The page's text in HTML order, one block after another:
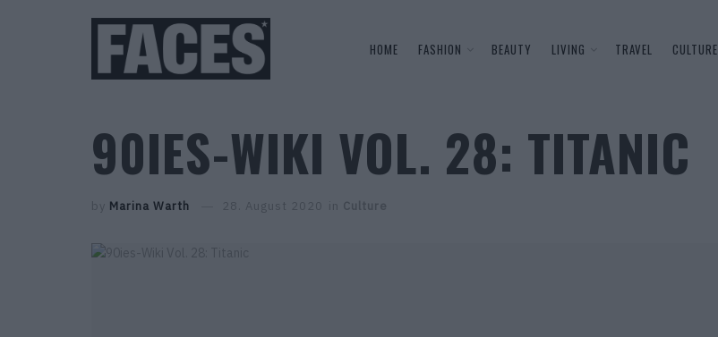
HOME FASHION BEAUTY LIVING TRAVEL CULTURE
90IES-WIKI VOL. 28: TITANIC
by Marina Warth 28. August 2020 in Culture